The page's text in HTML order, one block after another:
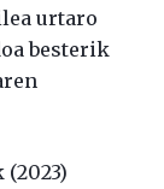
urtaro
besterik